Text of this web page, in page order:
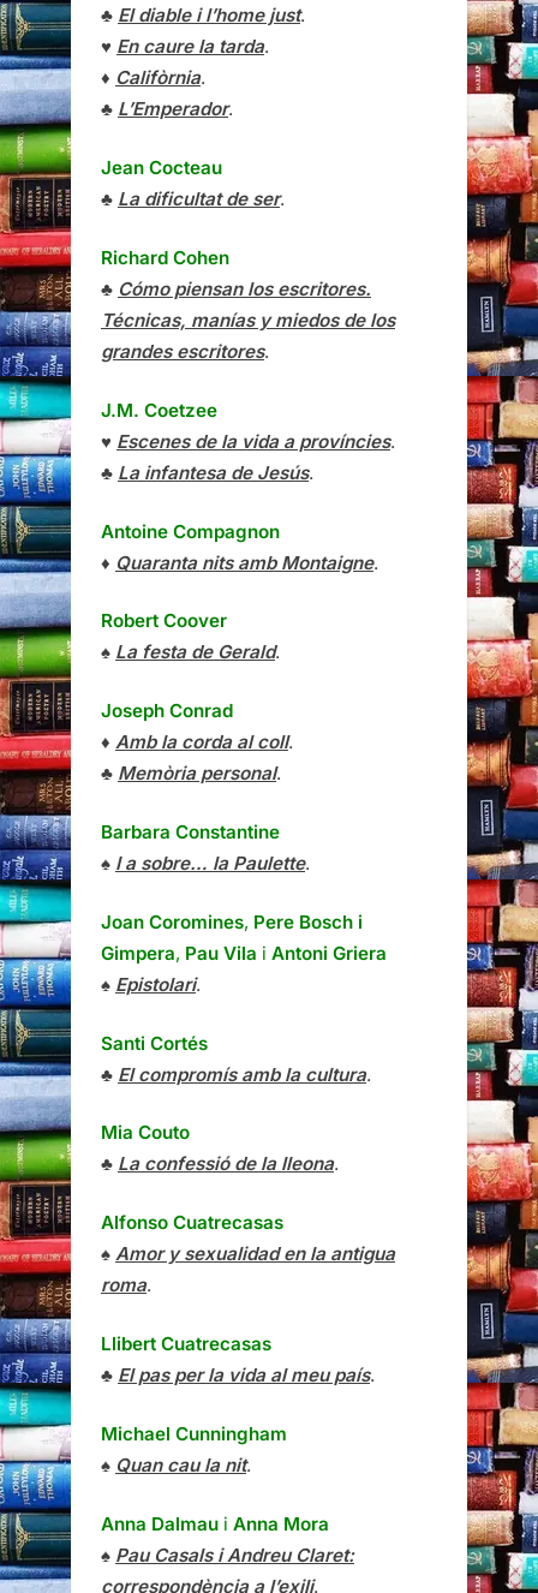
♣ El diable i l’home just.
♥ En caure la tarda.
♦ Califòrnia.
♣ L’Emperador.
Jean Cocteau
♣ La dificultat de ser.
Richard Cohen
♣ Cómo piensan los escritores.
Técnicas, manías y miedos de los
grandes escritores.
J.M. Coetzee
♥ Escenes de la vida a províncies.
♣ La infantesa de Jesús.
Antoine Compagnon
♦ Quaranta nits amb Montaigne.
Robert Coover
♠ La festa de Gerald.
Joseph Conrad
♦ Amb la corda al coll.
♣ Memòria personal.
Barbara Constantine
♠ I a sobre… la Paulette.
Joan Coromines, Pere Bosch i
Gimpera, Pau Vila i Antoni Griera
♠ Epistolari.
Santi Cortés
♣ El compromís amb la cultura.
Mia Couto
♣ La confessió de la lleona.
Alfonso Cuatrecasas
♠ Amor y sexualidad en la antigua
roma.
Llibert Cuatrecasas
♣ El pas per la vida al meu país.
Michael Cunningham
♠ Quan cau la nit.
Anna Dalmau i Anna Mora
♠ Pau Casals i Andreu Claret:
correspondència a l’exili.